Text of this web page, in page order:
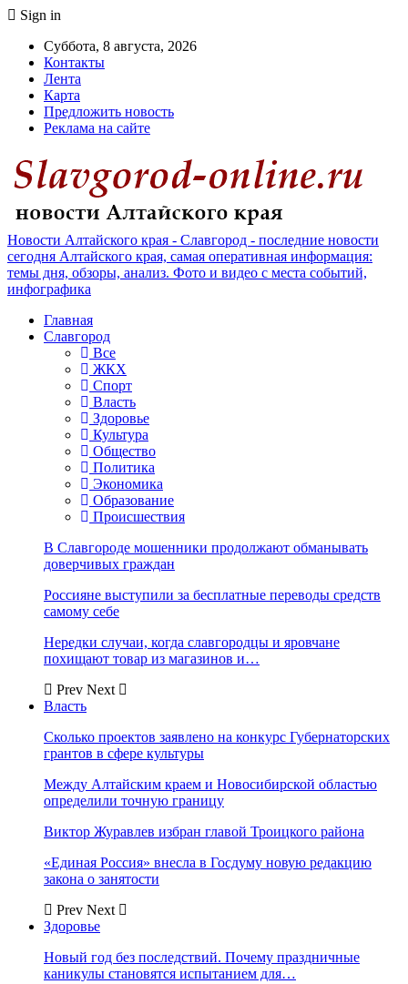
Sign in
Суббота, 8 августа, 2026
Контакты
Лента
Карта
Предложить новость
Реклама на сайте
Новости Алтайского края - Славгород - последние новости
сегодня Алтайского края, самая оперативная информация:
темы дня, обзоры, анализ. Фото и видео с места событий,
инфографика
Главная
Славгород
Все
ЖКХ
Спорт
Власть
Здоровье
Культура
Общество
Политика
Экономика
Образование
Происшествия
В Славгороде мошенники продолжают обманывать
доверчивых граждан
Россияне выступили за бесплатные переводы средств
самому себе
Нередки случаи, когда славгородцы и яровчане
похищают товар из магазинов и…
Prev Next
Власть
Сколько проектов заявлено на конкурс Губернаторских
грантов в сфере культуры
Между Алтайским краем и Новосибирской областью
определили точную границу
Виктор Журавлев избран главой Троицкого района
«Единая Россия» внесла в Госдуму новую редакцию
закона о занятости
Prev Next
Здоровье
Новый год без последствий. Почему праздничные
каникулы становятся испытанием для…